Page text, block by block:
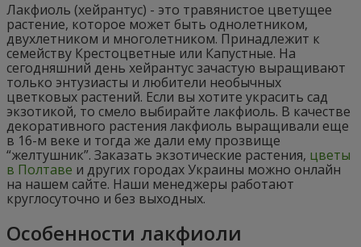
Лакфиоль (хейрантус) - это травянистое цветущее
растение, которое может быть однолетником,
двухлетником и многолетником. Принадлежит к
семейству Крестоцветные или Капустные. На
сегодняшний день хейрантус зачастую выращивают
только энтузиасты и любители необычных
цветковых растений. Если вы хотите украсить сад
экзотикой, то смело выбирайте лакфиоль. В качестве
декоративного растения лакфиоль выращивали еще
в 16-м веке и тогда же дали ему прозвище
“желтушник”. Заказать экзотические растения, цветы
в Полтаве и других городах Украины можно онлайн
на нашем сайте. Наши менеджеры работают
круглосуточно и без выходных.
Особенности лакфиоли